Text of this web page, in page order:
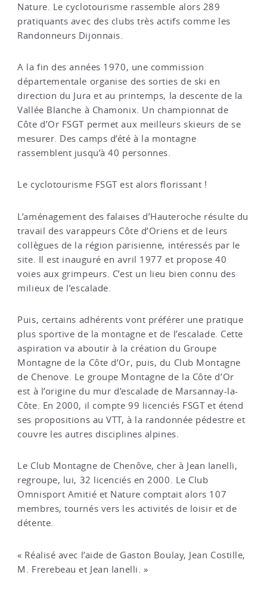
Nature. Le cyclotourisme rassemble alors 289
pratiquants avec des clubs très actifs comme les
Randonneurs Dijonnais.
A la fin des années 1970, une commission
départementale organise des sorties de ski en
direction du Jura et au printemps, la descente de la
Vallée Blanche à Chamonix. Un championnat de
Côte d’Or FSGT permet aux meilleurs skieurs de se
mesurer. Des camps d’été à la montagne
rassemblent jusqu’à 40 personnes.
Le cyclotourisme FSGT est alors florissant !
L’aménagement des falaises d’Hauteroche résulte du
travail des varappeurs Côte d’Oriens et de leurs
collègues de la région parisienne, intéressés par le
site. Il est inauguré en avril 1977 et propose 40
voies aux grimpeurs. C’est un lieu bien connu des
milieux de l’escalade.
Puis, certains adhérents vont préférer une pratique
plus sportive de la montagne et de l’escalade. Cette
aspiration va aboutir à la création du Groupe
Montagne de la Côte d’Or, puis, du Club Montagne
de Chenove. Le groupe Montagne de la Côte d’Or
est à l’origine du mur d’escalade de Marsannay-la-
Côte. En 2000, il compte 99 licenciés FSGT et étend
ses propositions au VTT, à la randonnée pédestre et
couvre les autres disciplines alpines.
Le Club Montagne de Chenôve, cher à Jean Ianelli,
regroupe, lui, 32 licenciés en 2000. Le Club
Omnisport Amitié et Nature comptait alors 107
membres, tournés vers les activités de loisir et de
détente.
« Réalisé avec l’aide de Gaston Boulay, Jean Costille,
M. Frerebeau et Jean Ianelli. »